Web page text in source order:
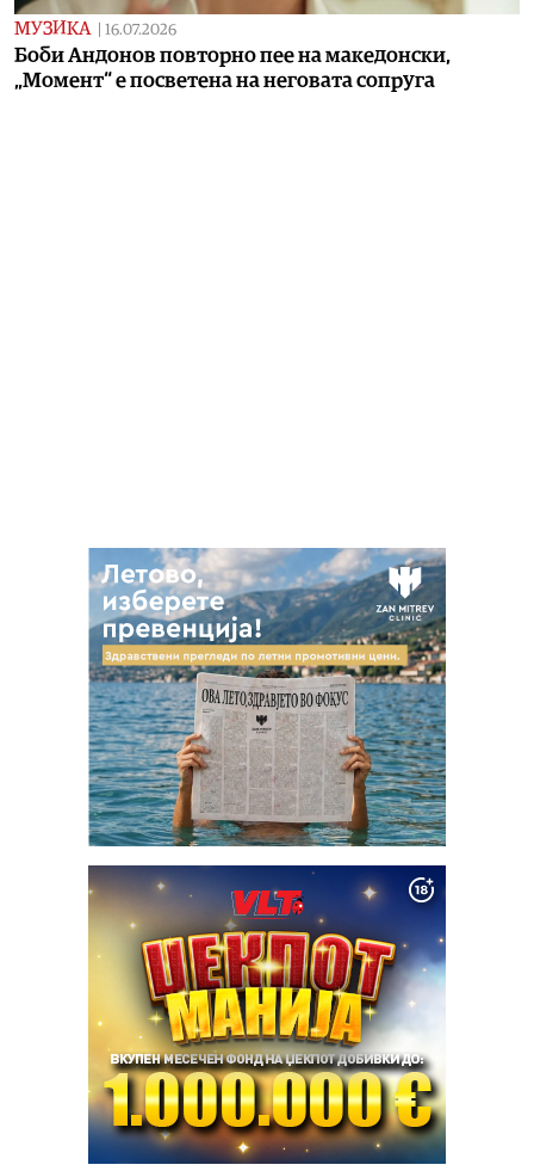
МУЗИКА | 16.07.2026
Боби Андонов повторно пее на македонски,
„Момент“ е посветена на неговата сопруга